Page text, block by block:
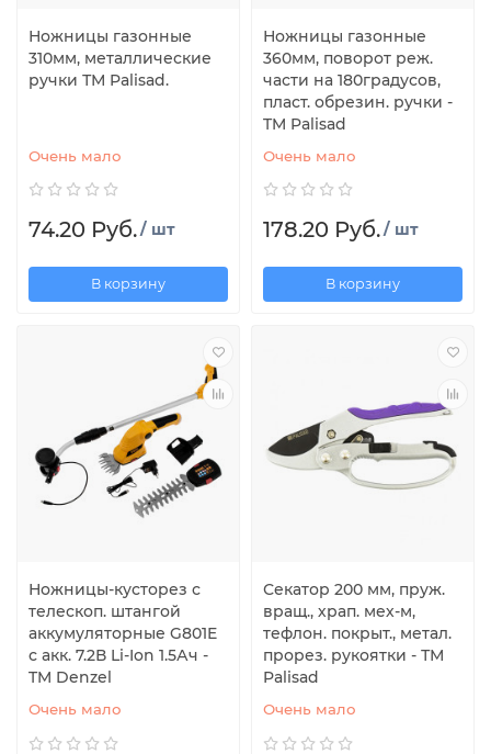
Ножницы газонные
310мм, металлические
ручки ТМ Palisad.
Очень мало
74.20 Руб./ шт
В корзину
Ножницы газонные
360мм, поворот реж.
части на 180градусов,
пласт. обрезин. ручки -
TM Palisad
Очень мало
178.20 Руб./ шт
В корзину
Ножницы-кусторез с
телескоп. штангой
аккумуляторные G801E
с акк. 7.2В Li-Ion 1.5Ач -
TM Denzel
Очень мало
Секатор 200 мм, пруж.
вращ., храп. мех-м,
тефлон. покрыт., метал.
прорез. рукоятки - ТМ
Palisad
Очень мало